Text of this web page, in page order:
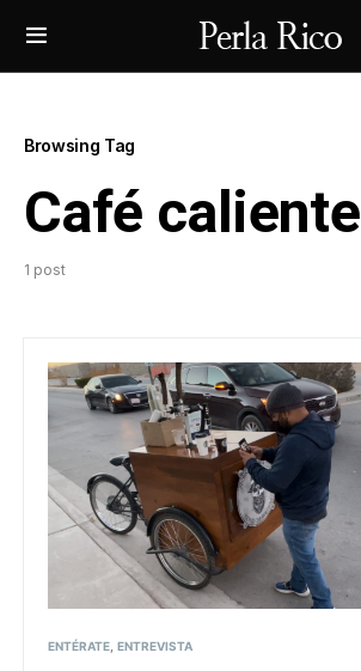
Browsing Tag
Café caliente
1 post
ENTÉRATE ENTREVISTA